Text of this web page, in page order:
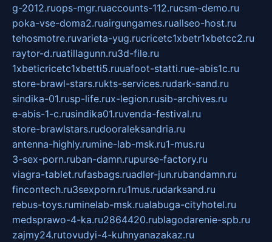
g-2012.ruops-mgr.ruaccounts-112.rucsm-demo.ru
poka-vse-doma2.ruairgungames.ruallseo-host.ru
tehosmotre.ruvarieta-yug.rucricetc1xbetr1xbetcc2.ru
raytor-d.ruatillagunn.ru3d-file.ru
1xbeticricetc1xbetti5.ruuafoot-statti.rue-abis1c.ru
store-brawl-stars.rukts-services.rudark-sand.ru
sindika-01.rusp-life.rux-legion.rusib-archives.ru
e-abis-1-c.rusindika01.ruvenda-festival.ru
store-brawlstars.rudooraleksandria.ru
antenna-highly.rumine-lab-msk.ru1-mus.ru
3-sex-porn.ruban-damn.rupurse-factory.ru
viagra-tablet.rufasbags.ruadler-jun.rubandamn.ru
fincontech.ru3sexporn.ru1mus.rudarksand.ru
rebus-toys.ruminelab-msk.rualabuga-cityhotel.ru
medsprawo-4-ka.ru2864420.rublagodarenie-spb.ru
zajmy24.rutovudyi-4-kuhnyanazakaz.ru